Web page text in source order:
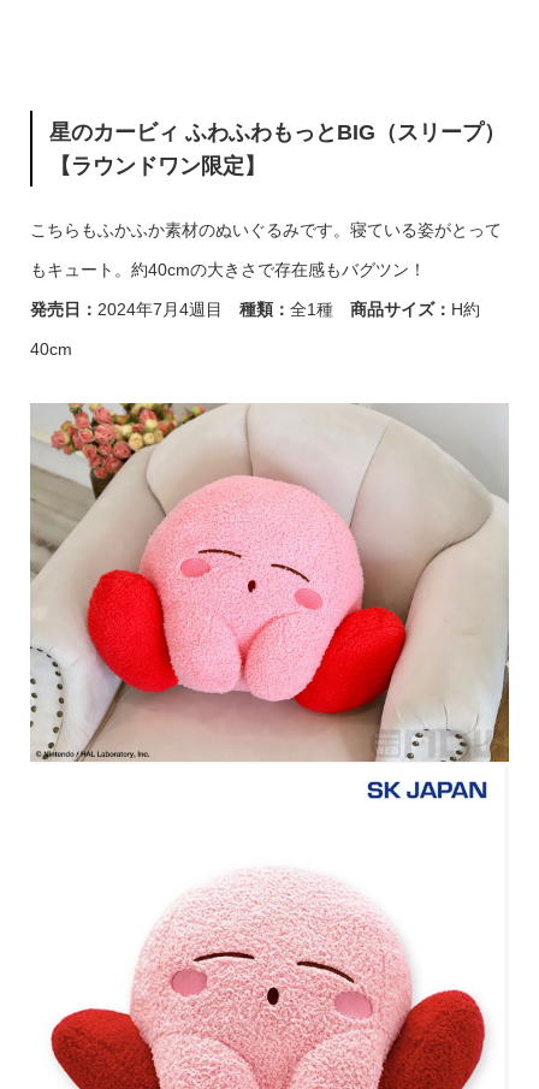
星のカービィ ふわふわもっとBIG（スリープ）
【ラウンドワン限定】
こちらもふかふか素材のぬいぐるみです。寝ている姿がとって
もキュート。約40cmの大きさで存在感もバグツン！
発売日 ： 2024年7月4週目 種類： 全1種 商品サイズ： H約
40cm